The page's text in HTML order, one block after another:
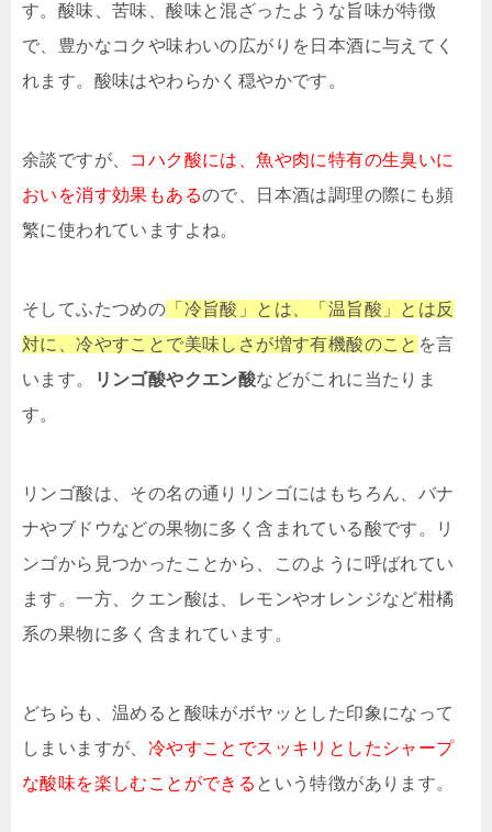
す。酸味、苦味、酸味と混ざったような旨味が特徴
で、豊かなコクや味わいの広がりを日本酒に与えてく
れます。酸味はやわらかく穏やかです。
余談ですが、 コハク酸には、魚や肉に特有の生臭いに
おいを消す効果もあるので、日本酒は調理の際にも頻
繁に使われていますよね。
そしてふたつめの 「冷旨酸」とは、「温旨酸」とは反
対に、冷やすことで美味しさが増す有機酸のこと を言
います。
リンゴ酸やクエン酸などがこれに当たりま
す。
リンゴ酸は、その名の通りリンゴにはもちろん、バナ
ナやブドウなどの果物に多く含まれている酸です。リ
ンゴから見つかったことから、このように呼ばれてい
ます。一方、クエン酸は、レモンやオレンジなど柑橘
系の果物に多く含まれています。
どちらも、温めると酸味がボヤッとした印象になって
しまいますが、 冷やすことでスッキリとしたシャープ
な酸味を楽しむことができる という特徴があります。